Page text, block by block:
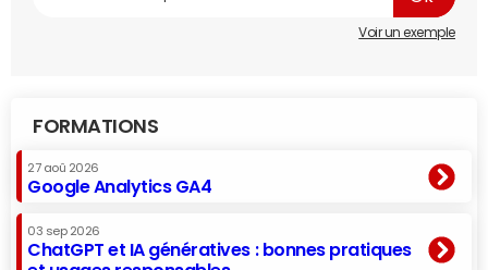
Voir un exemple
FORMATIONS
27 aoû 2026
Google Analytics GA4
03 sep 2026
ChatGPT et IA génératives : bonnes pratiques